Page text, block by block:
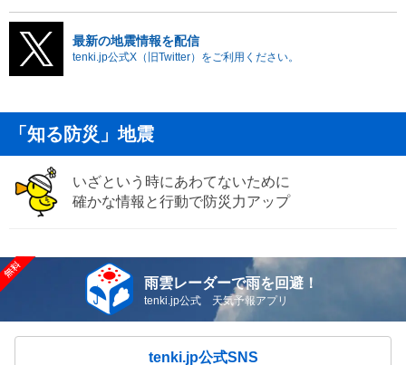
最新の地震情報を配信
tenki.jp公式X（旧Twitter）をご利用ください。
「知る防災」地震
いざという時にあわてないために
確かな情報と行動で防災力アップ
雨雲レーダーで雨を回避！
tenki.jp公式 天気予報アプリ
tenki.jp公式SNS